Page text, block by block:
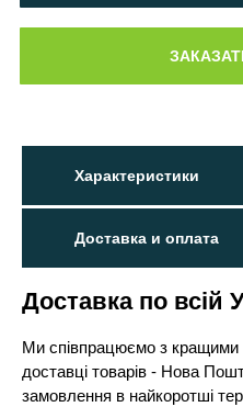
Характеристики
Доставка и оплата
Доставка по всій
Ми співпрацюємо з кращими
доставці товарів - Нова
замовлення в найкоротші